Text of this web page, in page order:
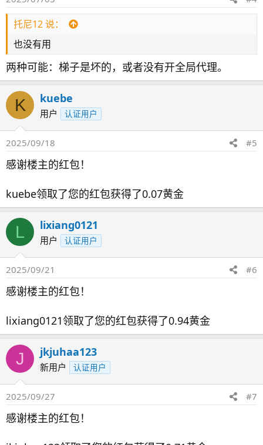
托尼12 说：
也没有用
两种可能：梯子是坏的，或者没有开全局代理。
K kuebe
用户 认证用户
2025/09/18 #5
感谢楼主的红包！
kuebe领取了您的红包获得了0.07黄金
L lixiang0121
用户 认证用户
2025/09/21 #6
感谢楼主的红包！
lixiang0121领取了您的红包获得了0.94黄金
J jkjuhaa123
新用户 认证用户
2025/09/27 #7
感谢楼主的红包！